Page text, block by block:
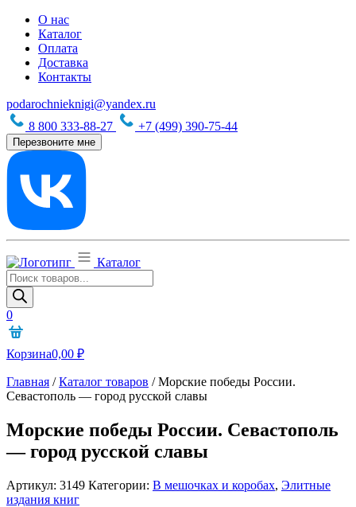
О нас
Каталог
Оплата
Доставка
Контакты
podarochnieknigi@yandex.ru
8 800 333-88-27
+7 (499) 390-75-44
Перезвоните мне
Каталог
Поиск
товаров
0
Корзина0,00 ₽
Главная /Каталог товаров /Морские победы России.
Севастополь — город русской славы
Морские победы России. Севастополь
— город русской славы
Артикул: 3149 Категории: В мешочках и коробах, Элитные
издания книг